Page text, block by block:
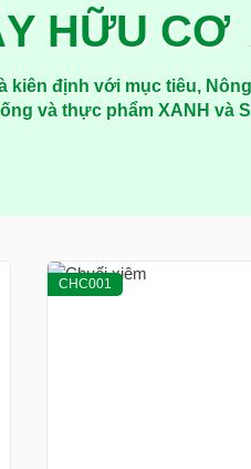
HỮU CƠ
kiên định với mục tiêu,
và thực phẩm XANH và
CHC001